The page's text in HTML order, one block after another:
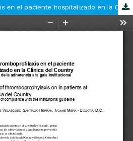
Uso de tromboprofilaxis en el paciente hospitalizado en la Clínica del Country